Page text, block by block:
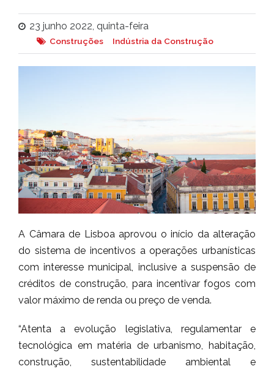
23 junho 2022, quinta-feira
Construções Indústria da Construção
A Câmara de Lisboa aprovou o início da alteração
do sistema de incentivos a operações urbanísticas
com interesse municipal, inclusive a suspensão de
créditos de construção, para incentivar fogos com
valor máximo de renda ou preço de venda.
“Atenta a evolução legislativa, regulamentar e
tecnológica em matéria de urbanismo, habitação,
construção, sustentabilidade ambiental e